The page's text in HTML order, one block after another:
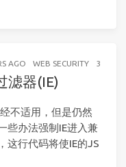
AGO WEB SECURITY 3
滤器(IE)
不适用，但是仍然
些办法强制IE进入兼
这行代码将使IE的JS